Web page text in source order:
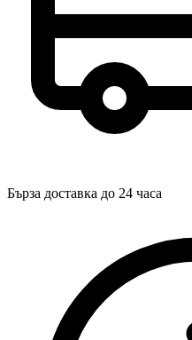
Бърза доставка до 24 часа